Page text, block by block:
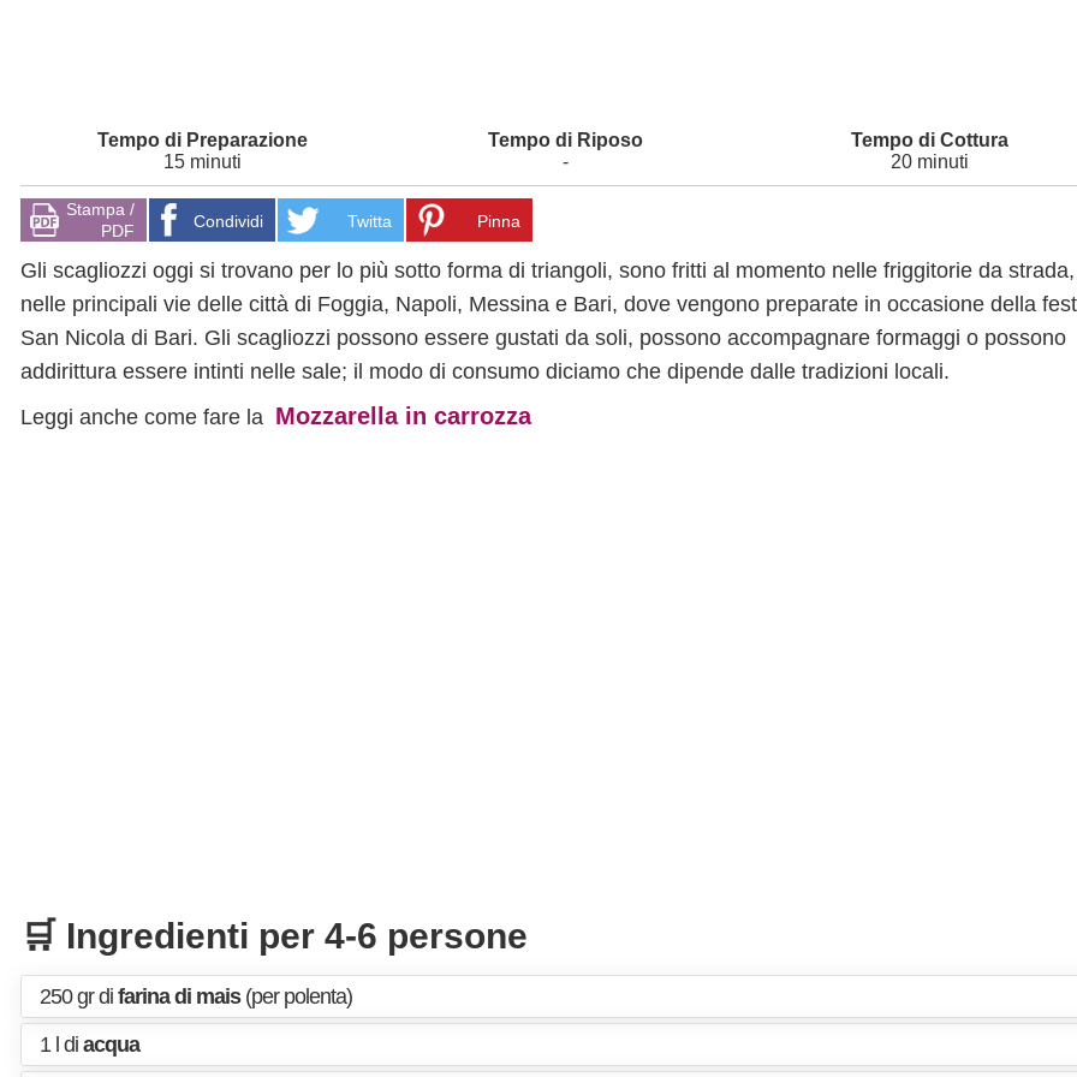
15 minuti - 20 minuti
Stampa /
PDF
Condividi Twitta Pinna
Gli scagliozzi oggi si trovano per lo più sotto forma di triangoli, sono fritti al momento nelle friggitorie da strada,
nelle principali vie delle città di Foggia, Napoli, Messina e Bari, dove vengono preparate in occasione della
San Nicola di Bari. Gli scagliozzi possono essere gustati da soli, possono accompagnare formaggi o possono
addirittura essere intinti nelle sale; il modo di consumo diciamo che dipende dalle tradizioni locali.
Leggi anche come fare la Mozzarella in carrozza
🛒 Ingredienti per 4-6 persone
250 gr di farina di mais(per polenta)
1 l di acqua